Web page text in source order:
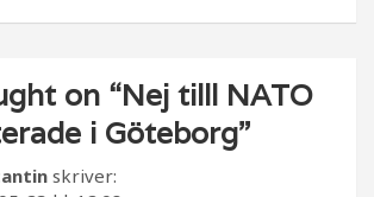
on “Nej tilll NATO
i Göteborg”
skriver: